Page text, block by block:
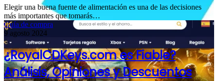
Elegir una buena fuente de alimentación es una de las decisiones
más importantes que tomarás…
Guía de compra
9 agosto 2024
¿RoyalCDKeys.com es Fiable?
Análisis, Opiniones y Descuentos